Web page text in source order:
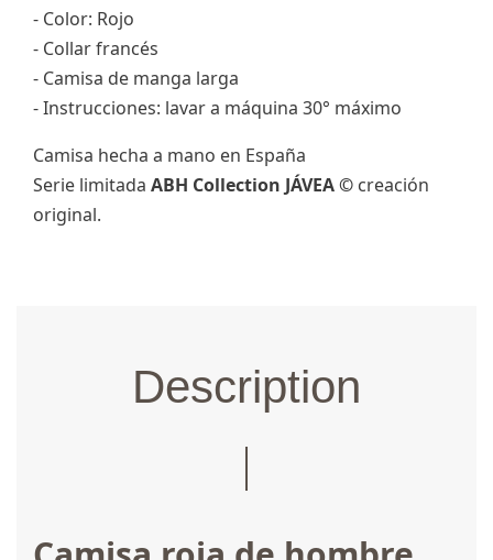
- Color: Rojo
- Collar francés
- Camisa de manga larga
- Instrucciones: lavar a máquina 30° máximo
Camisa hecha a mano en España
Serie limitada ABH Collection JÁVEA © creación
original.
Description